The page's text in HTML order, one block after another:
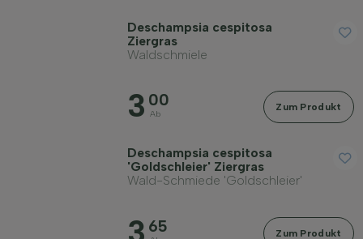
Deschampsia cespitosa
Ziergras
Waldschmiele
3 00
Ab
Zum Produkt
Deschampsia cespitosa
'Goldschleier' Ziergras
Wald-Schmiede 'Goldschleier'
65 Zum Produkt